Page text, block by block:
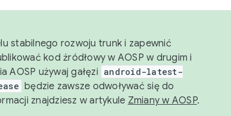
stabilnego rozwoju trunk i zapewnić
kod źródłowy w AOSP w drugim i
AOSP używaj gałęzi android-latest-
będzie zawsze odwoływać się do
znajdziesz w artykule Zmiany w AOSP.